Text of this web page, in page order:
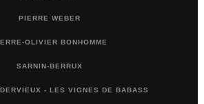
PIERRE WEBER
OLIVIER BONHOMME
SARNIN-BERRUX
- LES VIGNES DE BABASS